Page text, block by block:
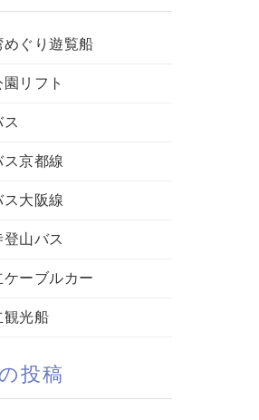
めぐり遊覧船
リフト
ス
ス京都線
ス大阪線
登山バス
ケーブルカー
観光船
投稿